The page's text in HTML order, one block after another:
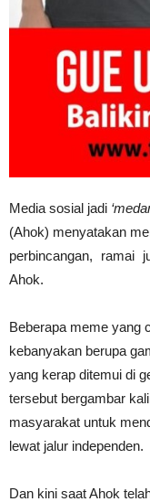
Media sosial jadi
(Ahok) menyatakan
perbincangan, ramai
Ahok.
Beberapa meme yang
kebanyakan berupa
yang kerap ditemui di
tersebut bergambar
masyarakat untuk
lewat jalur independen.
Dan kini saat Ahok